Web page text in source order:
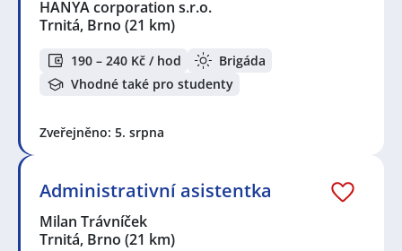
HANYA corporation s.r.o.
Trnitá, Brno (21 km)
190 – 240 Kč / hod
Brigáda
Vhodné také pro studenty
Zveřejněno: 5. srpna
Administrativní asistentka
Milan Trávníček
Trnitá, Brno (21 km)